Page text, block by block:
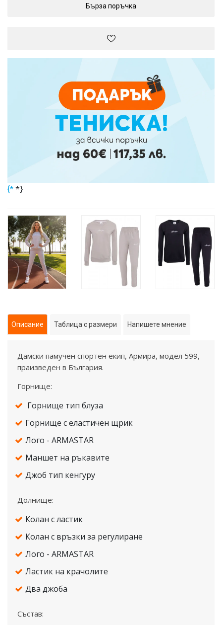
Бърза поръчка
{* *}
Описание Таблица с размери Напишете мнение
Дамски памучен спортен екип, Армира, модел 599,
праизведен в България.
Горнище:
Горнище тип блуза
Горнище с еластичен щрик
Лого - ARMASTAR
Маншет на ръкавите
Джоб тип кенгуру
Долнище:
Колан с ластик
Колан с връзки за регулиране
Лого - ARMASTAR
Ластик на крачолите
Два джоба
Състав: